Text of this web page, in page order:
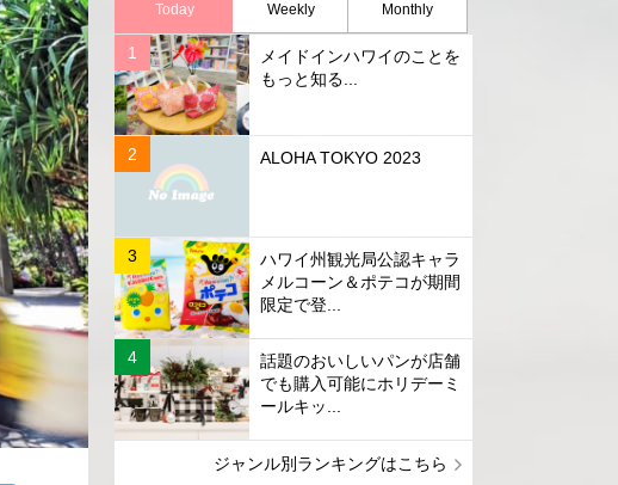
Today Weekly Monthly
メイドインハワイのことを
もっと知る...
ALOHA TOKYO 2023
ハワイ州観光局公認キャラ
メルコーン＆ポテコが期間
限定で登...
話題のおいしいパンが店舗
でも購入可能にホリデーミ
ールキッ...
ジャンル別ランキングはこちら